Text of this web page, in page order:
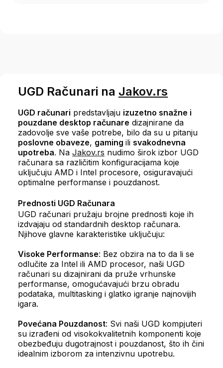
UGD Računari na Jakov.rs
UGD računari predstavljaju izuzetno snažne i
pouzdane desktop računare dizajnirane da
zadovolje sve vaše potrebe, bilo da su u pitanju
poslovne obaveze, gaming ili svakodnevna
upotreba. Na Jakov.rs nudimo širok izbor UGD
računara sa različitim konfiguracijama koje
uključuju AMD i Intel procesore, osiguravajući
optimalne performanse i pouzdanost.
Prednosti UGD Računara
UGD računari pružaju brojne prednosti koje ih
izdvajaju od standardnih desktop računara.
Njihove glavne karakteristike uključuju:
Visoke Performanse: Bez obzira na to da li se
odlučite za Intel ili AMD procesor, naši UGD
računari su dizajnirani da pruže vrhunske
performanse, omogućavajući brzu obradu
podataka, multitasking i glatko igranje najnovijih
igara.
Povećana Pouzdanost: Svi naši UGD kompjuteri
su izrađeni od visokokvalitetnih komponenti koje
obezbeđuju dugotrajnost i pouzdanost, što ih čini
idealnim izborom za intenzivnu upotrebu.